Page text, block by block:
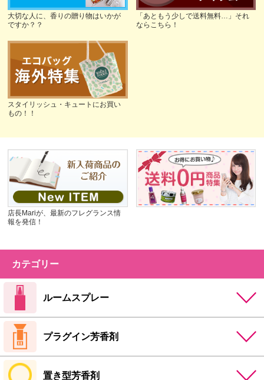
大切な人に、香りの贈り物はいかが
ですか？？
「あともう少しで送料無料…」それ
ならこちら！
スタイリッシュ・キュートにお買い
もの！！
店長Mariが、最新のフレグランス情
報を発信！
カテゴリー
ルームスプレー
プラグイン芳香剤
置き型芳香剤